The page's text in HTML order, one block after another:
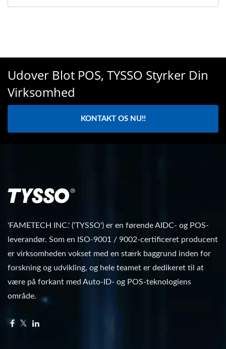
Udover Blot POS, TYSSO Styrker Din
Virksomhed
KONTAKT OS NU!!
'FAMETECH INC.' ('TYSSO') er en førende AIDC- og POS-
leverandør. Som en ISO-9001 / 9002-certificeret producent
er virksomheden vokset med en stærk baggrund inden for
forskning og udvikling, og hele teamet er dedikeret til at
være på forkant med Auto-ID- og POS-teknologiens
område.